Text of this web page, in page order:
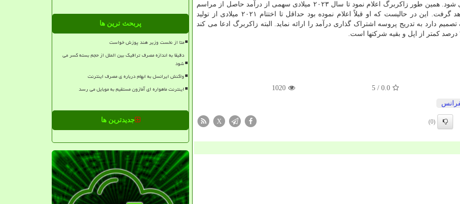
و فقط اعلام نمود اطلاعات بیشتر به زودی اعلام می شود. همین طور زاکربرگ اعلام نمود تا سال ۲۰۲۳ میلادی سهمی از درآمد حاصل از مراسم
های آنلاین پولی، اشتراک هواداران و بج ها را نخواهد گرفت. این در حالیست که او قبلاً اعلام نموده بود حداقل تا اختتام ۲۰۲۱ میلادی از تولید
دارد به تدریج پروسه اشتراک گذاری درآمد را ارائه نماید. البته زاکربرگ ادعا می کند
0.0
/ 5
1020
(0)
X
پربحث ترین ها
متا از نخست وزیر هند پوزش خواست
دقیقا به اندازه مصرف ترافیک بین الملل از حجم بسته کسر می
شود
واکنش ایرانسل به ابهام درباره ی مصرف اینترنت
اینترنت ماهواره ای آمازون مستقیم به موبایل می رسد
جدیدترین ها